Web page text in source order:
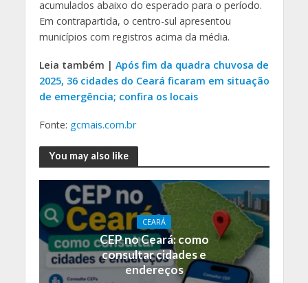
acumulados abaixo do esperado para o período.
Em contrapartida, o centro-sul apresentou
municípios com registros acima da média.
Leia também | Após fim da quadra chuvosa de
2025, 36 cidades do Ceará ficaram em situação
de emergência; confira os locais
Fonte: gcmais.com.br
You may also like
CEARÁ
CEP no Ceará: como
consultar cidades e
endereços